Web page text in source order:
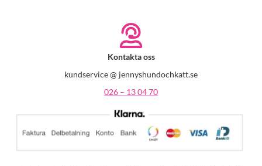
Kontakta oss
kundservice @ jennyshundochkatt.se
026 – 13 04 70